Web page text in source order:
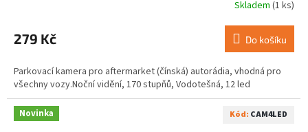
Skladem (1 ks)
279 Kč Do košíku
Parkovací kamera pro aftermarket (čínská) autorádia, vhodná pro
všechny vozy.Noční vidění, 170 stupňů, Vodotešná, 12 led
Novinka Kód: CAM4LED